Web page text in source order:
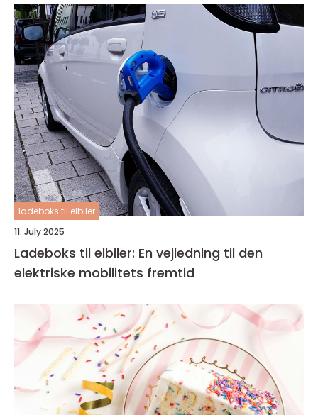
ladeboks til elbiler
11. July 2025
Ladeboks til elbiler: En vejledning til den
elektriske mobilitets fremtid